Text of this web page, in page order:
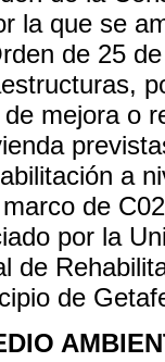
la que se
de 25
mejora o
a
de
por la
de
de